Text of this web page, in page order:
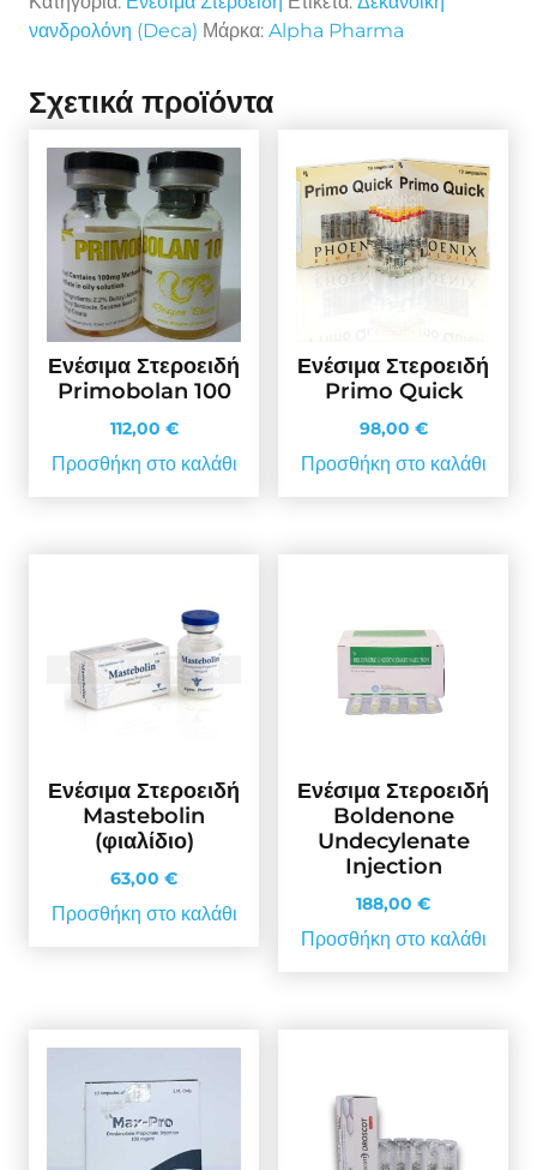
νανδρολόνη (Deca) Μάρκα: Alpha Pharma
Σχετικά προϊόντα
Ενέσιμα Στεροειδή
Primobolan 100
112,00 €
Προσθήκη στο καλάθι
Ενέσιμα Στεροειδή
Primo Quick
98,00 €
Προσθήκη στο καλάθι
Ενέσιμα Στεροειδή
Mastebolin
(φιαλίδιο)
63,00 €
Προσθήκη στο καλάθι
Ενέσιμα Στεροειδή
Boldenone
Undecylenate
Injection
188,00 €
Προσθήκη στο καλάθι